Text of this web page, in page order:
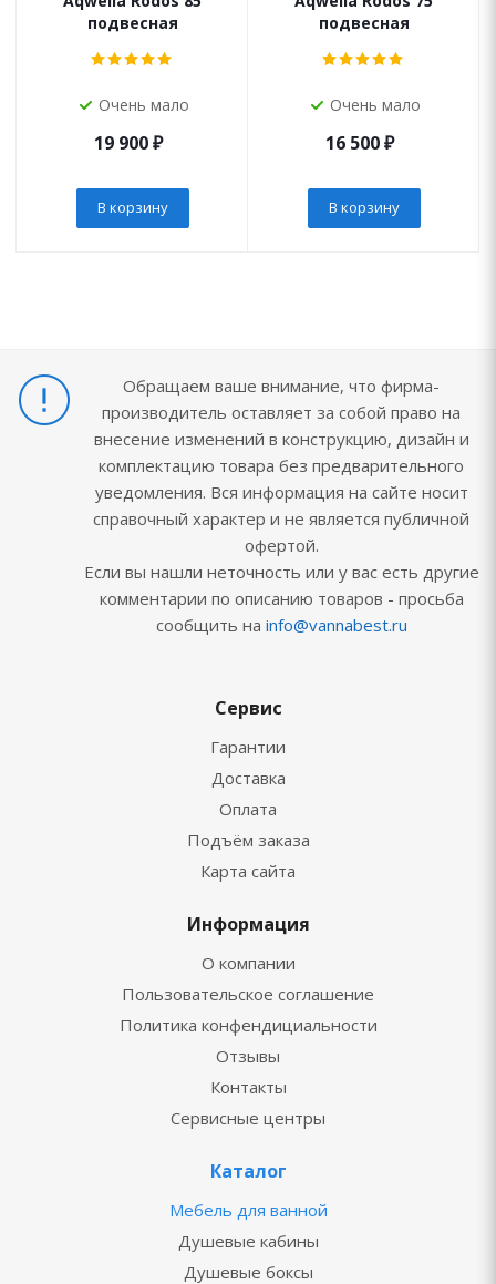
подвесная
Очень мало
19 900₽
В корзину
подвесная
Очень мало
16 500₽
В корзину
Обращаем ваше внимание, что фирма-
производитель оставляет за собой право на
внесение изменений в конструкцию, дизайн и
комплектацию товара без предварительного
уведомления. Вся информация на сайте носит
справочный характер и не является публичной
офертой.
Если вы нашли неточность или у вас есть другие
комментарии по описанию товаров - просьба
сообщить на info@vannabest.ru
Сервис
Гарантии
Доставка
Оплата
Подъём заказа
Карта сайта
Информация
О компании
Пользовательское соглашение
Политика конфендициальности
Отзывы
Контакты
Сервисные центры
Каталог
Мебель для ванной
Душевые кабины
Душевые боксы